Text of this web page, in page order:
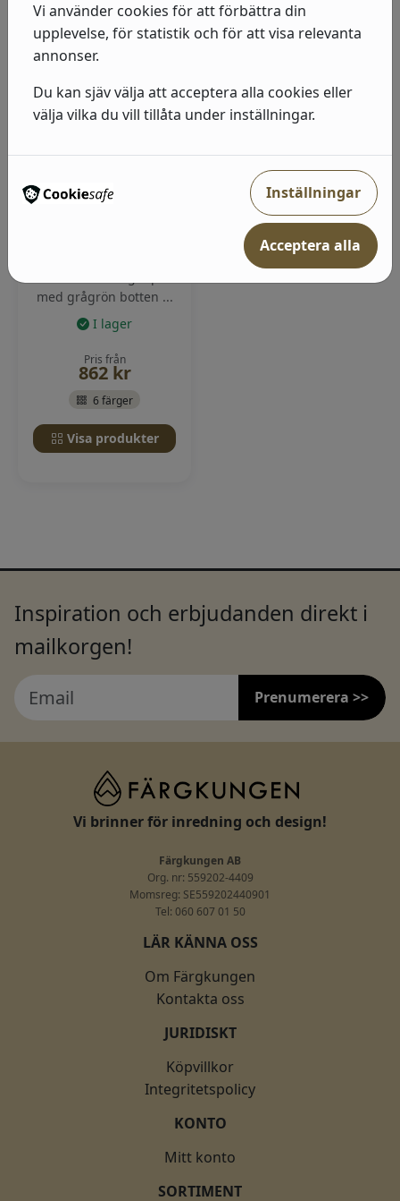
Oxford Union -
med grågrön botten ...
I lager
Pris från
862 kr
6 färger
Visa produkter
Inspiration och erbjudanden direkt i
mailkorgen!
Prenumerera >>
Vi brinner för inredning och design!
Färgkungen AB
Org. nr: 559202-4409
Momsreg: SE559202440901
Tel: 060 607 01 50
LÄR KÄNNA OSS
Om Färgkungen
Kontakta oss
JURIDISKT
Köpvillkor
Integritetspolicy
KONTO
Mitt konto
SORTIMENT
Vi använder cookies för att förbättra din
upplevelse, för statistik och för att visa relevanta
annonser.
Du kan sjäv välja att acceptera alla cookies eller
välja vilka du vill tillåta under inställningar.
Inställningar
Acceptera alla